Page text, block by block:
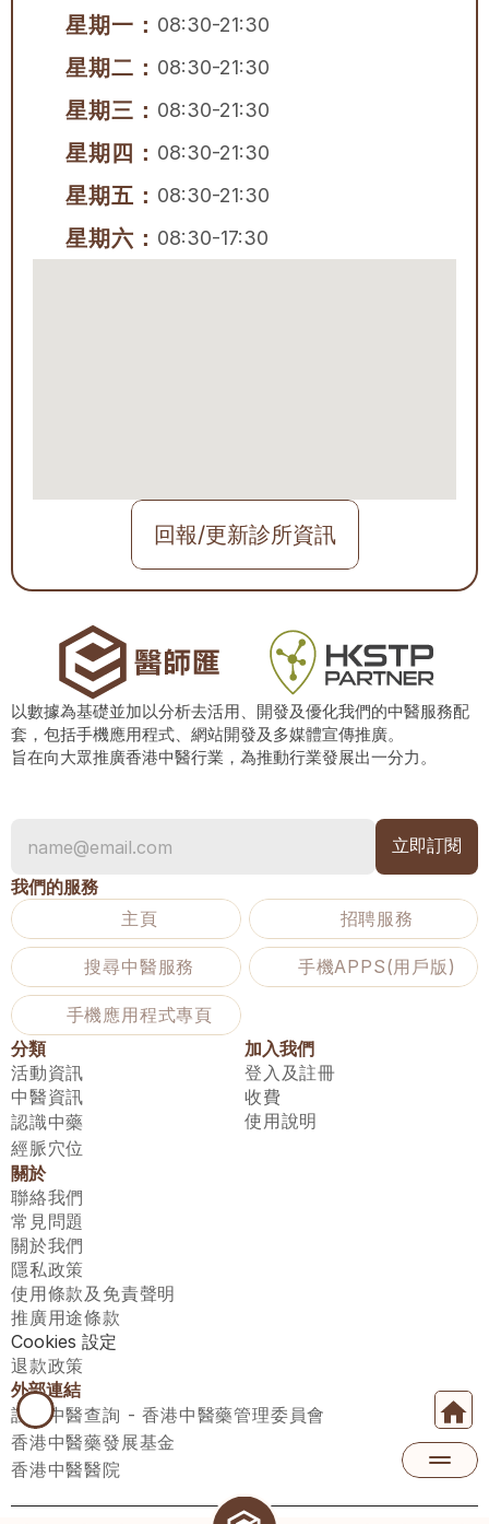
星期一： 08:30-21:30
星期二： 08:30-21:30
星期三： 08:30-21:30
星期四： 08:30-21:30
星期五： 08:30-21:30
星期六： 08:30-17:30
回報/更新診所資訊
以數據為基礎並加以分析去活用、開發及優化我們的中醫服務配
套，包括手機應用程式、網站開發及多媒體宣傳推廣。
旨在向大眾推廣香港中醫行業，為推動行業發展出一分力。
我們的服務
主頁
招聘服務
搜尋中醫服務 手機APPS(用戶版)
手機應用程式專頁
分類
活動資訊
中醫資訊
認識中藥
經脈穴位
加入我們
登入及註冊
收費
使用說明
關於
聯絡我們
常見問題
關於我們
隱私政策
使用條款及免責聲明
推廣用途條款
Cookies 設定
退款政策
外部連結
註冊中醫查詢 - 香港中醫藥管理委員會
香港中醫藥發展基金
香港中醫醫院